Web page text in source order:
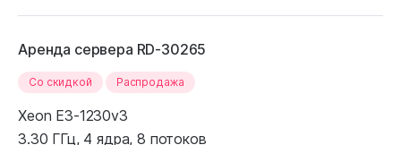
Аренда сервера RD-30265
Cо скидкой Распродажа
Xeon E3-1230v3
3.30 ГГц, 4 ядра, 8 потоков